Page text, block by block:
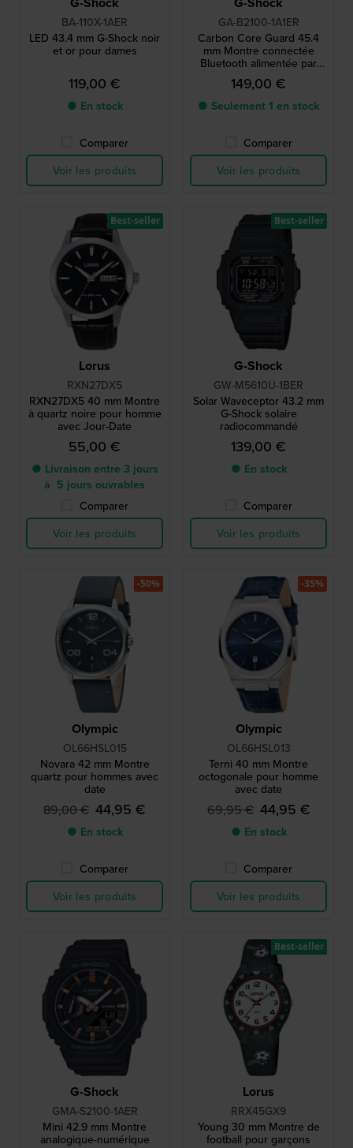
BA-110X-1AER
LED 43.4 mm G-Shock noir
et or pour dames
119,00 €
● En stock
Comparer
Voir les produits
GA-B2100-1A1ER
Carbon Core Guard 45.4
mm Montre connectée
Bluetooth alimentée par
énergie solaire
149,00 €
● Seulement 1 en stock
Comparer
Voir les produits
Lorus
RXN27DX5
RXN27DX5 40 mm Montre
à quartz noire pour homme
avec Jour-Date
55,00 €
● Livraison entre 3 jours
à 5 jours ouvrables
Comparer
Voir les produits
Best-seller
G-Shock
GW-M5610U-1BER
Solar Waveceptor 43.2 mm
G-Shock solaire
radiocommandé
139,00 €
● En stock
Comparer
Voir les produits
Best-seller
Olympic
OL66HSL015
Novara 42 mm Montre
quartz pour hommes avec
date
89,00 € 44,95 €
● En stock
Comparer
Voir les produits
-50%
Olympic
OL66HSL013
Terni 40 mm Montre
octogonale pour homme
avec date
69,95 € 44,95 €
● En stock
Comparer
Voir les produits
-35%
G-Shock
GMA-S2100-1AER
Mini 42.9 mm Montre
analogique-numérique
Lorus
RRX45GX9
Young 30 mm Montre de
football pour garçons
Best-seller